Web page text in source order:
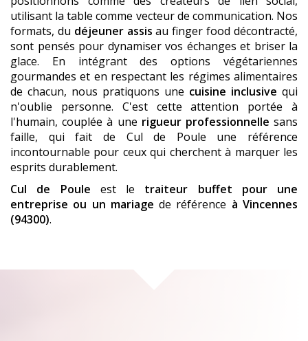
utilisant la table comme vecteur de communication. Nos
formats, du déjeuner assis au finger food décontracté,
sont pensés pour dynamiser vos échanges et briser la
glace. En intégrant des options végétariennes
gourmandes et en respectant les régimes alimentaires
de chacun, nous pratiquons une cuisine inclusive qui
n'oublie personne. C'est cette attention portée à
l'humain, couplée à une rigueur professionnelle sans
faille, qui fait de Cul de Poule une référence
incontournable pour ceux qui cherchent à marquer les
esprits durablement.
Cul de Poule est le traiteur buffet pour une
entreprise ou un mariage de référence à Vincennes
(94300).